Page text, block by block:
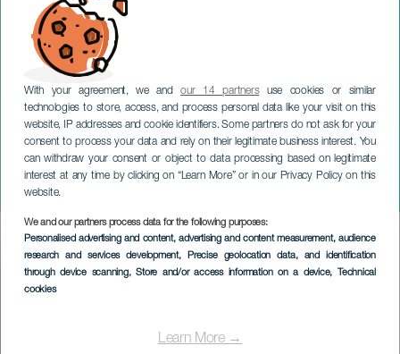
With your agreement, we andour 14 partnersuse cookies or similar
technologies to store, access, and process personal data like your visit on this
website, IP addresses and cookie identifiers. Some partners do not ask for your
consent to process your data and rely on their legitimate business interest. You
can withdraw your consent or object to data processing based on legitimate
interest at any time by clicking on “Learn More” or in our Privacy Policy on this
website.
We and our partners process data for the following purposes:
Personalised advertising and content, advertising and content measurement, audience
research and services development, Precise geolocation data, and identification
through device scanning, Store and/or access information on a device, Technical
cookies
Learn More →
Shows de FreeStyle
TENERIFE
Imagen
Listado